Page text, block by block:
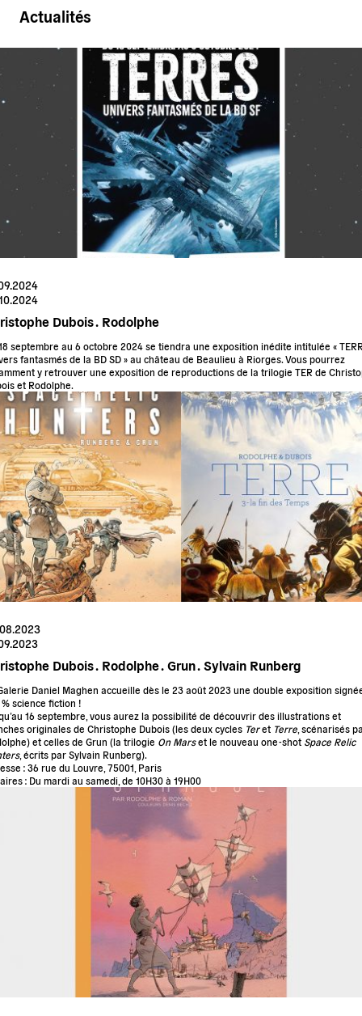
Actualités
Dubois . Rodolphe
septembre au 6 octobre 2024 se tiendra une exposition inédite intitulée «
fantasmés de la BD SD » au château de Beaulieu à Riorges. Vous pourrez
y retrouver une exposition de reproductions de la trilogie TER de
et Rodolphe.
Dubois . Rodolphe . Grun . Sylvain Runberg
Daniel Maghen accueille dès le 23 août 2023 une double exposition
% science fiction !
16 septembre, vous aurez la possibilité de découvrir des illustrations et
originales de Christophe Dubois (les deux cycles Teret Terre , scénarisés
et celles de Grun (la trilogie On Marset le nouveau one-shot Space Relic
, écrits par Sylvain Runberg).
: 36 rue du Louvre, 75001, Paris
: Du mardi au samedi, de 10H30 à 19H00